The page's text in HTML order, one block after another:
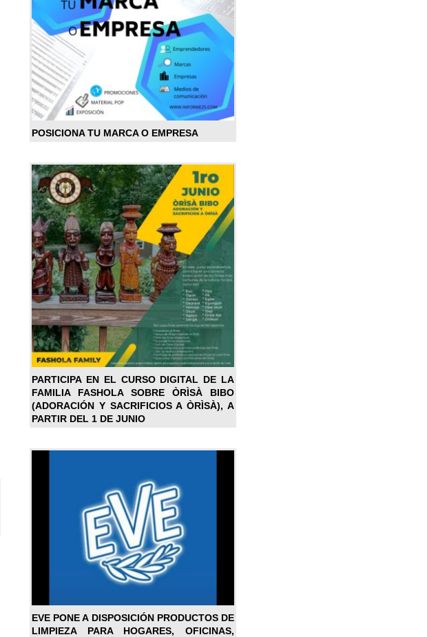
POSICIONA TU MARCA O EMPRESA
PARTICIPA EN EL CURSO DIGITAL DE LA
FAMILIA FASHOLA SOBRE ÒRÌSÀ BIBO
(ADORACIÓN Y SACRIFICIOS A ÒRÌSÀ), A
PARTIR DEL 1 DE JUNIO
EVE PONE A DISPOSICIÓN PRODUCTOS DE
LIMPIEZA PARA HOGARES, OFICINAS,